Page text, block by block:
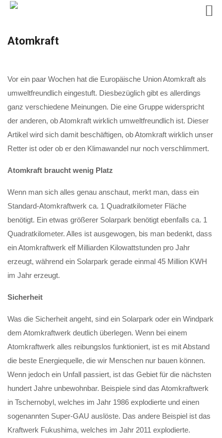
Atomkraft
Vor ein paar Wochen hat die Europäische Union Atomkraft als
umweltfreundlich eingestuft. Diesbezüglich gibt es allerdings
ganz verschiedene Meinungen. Die eine Gruppe widerspricht
der anderen, ob Atomkraft wirklich umweltfreundlich ist. Dieser
Artikel wird sich damit beschäftigen, ob Atomkraft wirklich unser
Retter ist oder ob er den Klimawandel nur noch verschlimmert.
Atomkraft braucht wenig Platz
Wenn man sich alles genau anschaut, merkt man, dass ein
Standard-Atomkraftwerk ca. 1 Quadratkilometer Fläche
benötigt. Ein etwas größerer Solarpark benötigt ebenfalls ca. 1
Quadratkilometer. Alles ist ausgewogen, bis man bedenkt, dass
ein Atomkraftwerk elf Milliarden Kilowattstunden pro Jahr
erzeugt, während ein Solarpark gerade einmal 45 Million KWH
im Jahr erzeugt.
Sicherheit
Was die Sicherheit angeht, sind ein Solarpark oder ein Windpark
dem Atomkraftwerk deutlich überlegen. Wenn bei einem
Atomkraftwerk alles reibungslos funktioniert, ist es mit Abstand
die beste Energiequelle, die wir Menschen nur bauen können.
Wenn jedoch ein Unfall passiert, ist das Gebiet für die nächsten
hundert Jahre unbewohnbar. Beispiele sind das Atomkraftwerk
in Tschernobyl, welches im Jahr 1986 explodierte und einen
sogenannten Super-GAU auslöste. Das andere Beispiel ist das
Kraftwerk Fukushima, welches im Jahr 2011 explodierte.